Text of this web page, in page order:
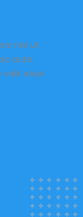
nisi ut
aute
velit esse